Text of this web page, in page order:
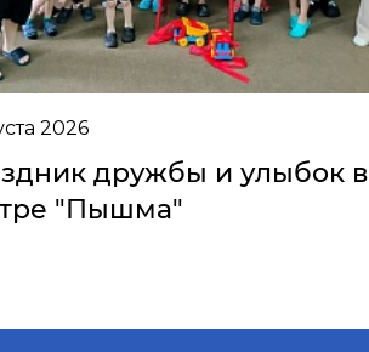
2026
дружбы и улыбок в
"Пышма"